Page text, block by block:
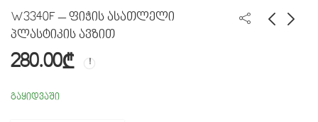
W3340F – ფიჭის ასათლელი
პლასტიკის ავზით
280.00₾
გაყიდვაში